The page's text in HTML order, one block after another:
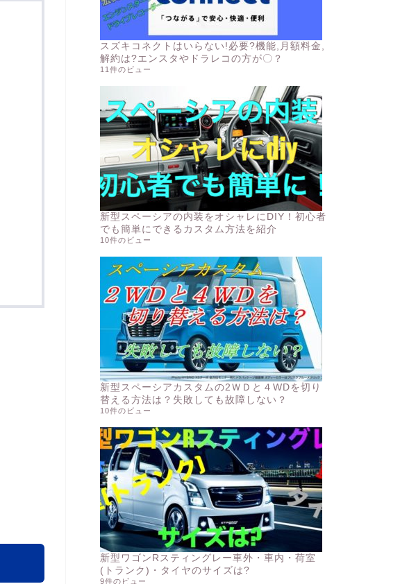
スズキコネクトはいらない!必要?機能,月額料金,
解約は?エンスタやドラレコの方が〇？
11件のビュー
新型スペーシアの内装をオシャレにDIY！初心者
でも簡単にできるカスタム方法を紹介
10件のビュー
新型スペーシアカスタムの2ＷＤと４WDを切り
替える方法は？失敗しても故障しない？
10件のビュー
新型ワゴンRスティングレー車外・車内・荷室
(トランク)・タイヤのサイズは?
9件のビュー